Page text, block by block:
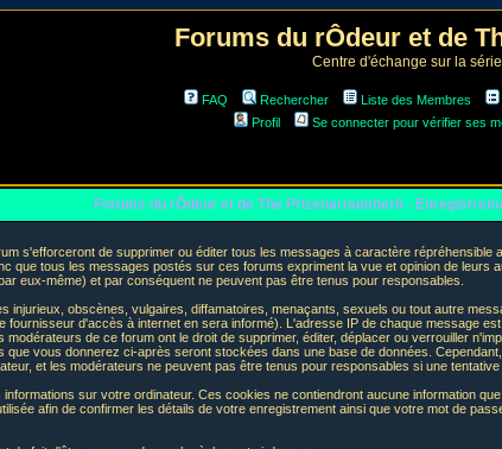
Forums du rÔdeur et de
Centre d'échange sur la
FAQ Rechercher Liste des Membres
Profil
Se connecter pour vérifier ses
Forums du rÔdeur et de The Prizenarnumber6 -
s'efforceront de supprimer ou éditer tous les messages à caractère répréhensible
que tous les messages postés sur ces forums expriment la vue et opinion de leurs
eux-même) et par conséquent ne peuvent pas être tenus pour responsables.
injurieux, obscènes, vulgaires, diffamatoires, menaçants, sexuels ou tout autre
fournisseur d'accès à internet en sera informé). L'adresse IP de chaque message
modérateurs de ce forum ont le droit de supprimer, éditer, déplacer ou verrouiller
que vous donnerez ci-après seront stockées dans une base de données.
et les modérateurs ne peuvent pas être tenus pour responsables si une
sur votre ordinateur. Ces cookies ne contiendront aucune information
afin de confirmer les détails de votre enregistrement ainsi que votre mot de